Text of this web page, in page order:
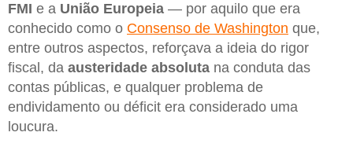
FMI e a União Europeia — por aquilo que era
conhecido como o Consenso de Washington que,
entre outros aspectos, reforçava a ideia do rigor
fiscal, da austeridade absoluta na conduta das
contas públicas, e qualquer problema de
endividamento ou déficit era considerado uma
loucura.